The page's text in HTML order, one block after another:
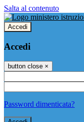
Salta al contenuto
Accedi
Accedi
button close ×
Password dimenticata?